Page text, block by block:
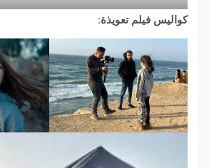
كواليس فيلم تعويذة: